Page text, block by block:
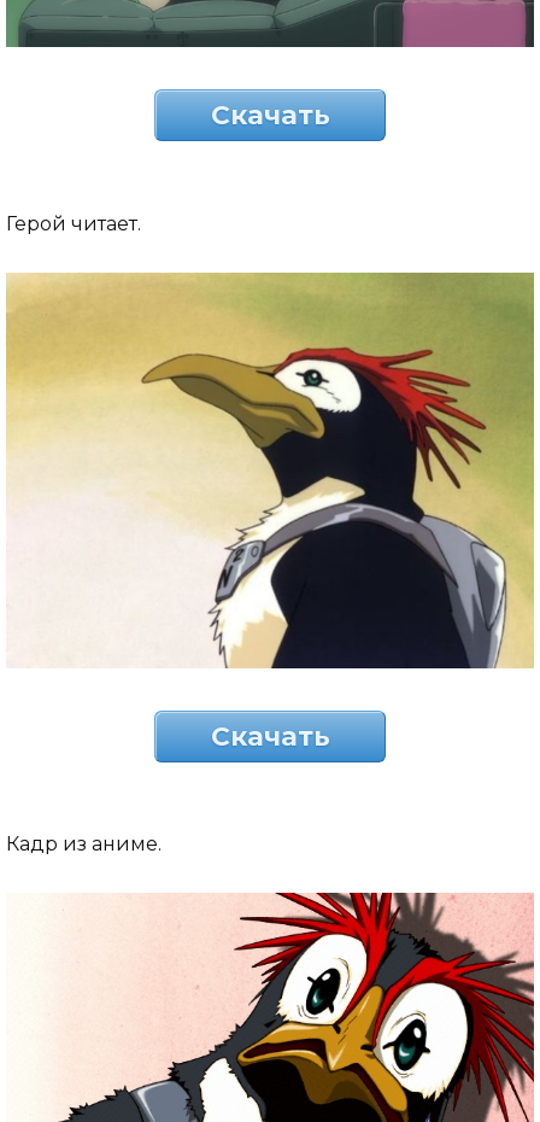
Скачать
Герой читает.
Скачать
Кадр из аниме.